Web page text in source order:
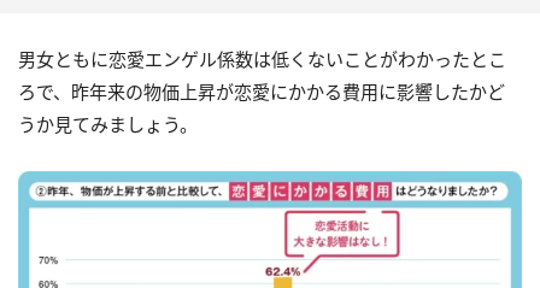
男女ともに恋愛エンゲル係数は低くないことがわかったとこ
ろで、昨年来の物価上昇が恋愛にかかる費用に影響したかど
うか見てみましょう。